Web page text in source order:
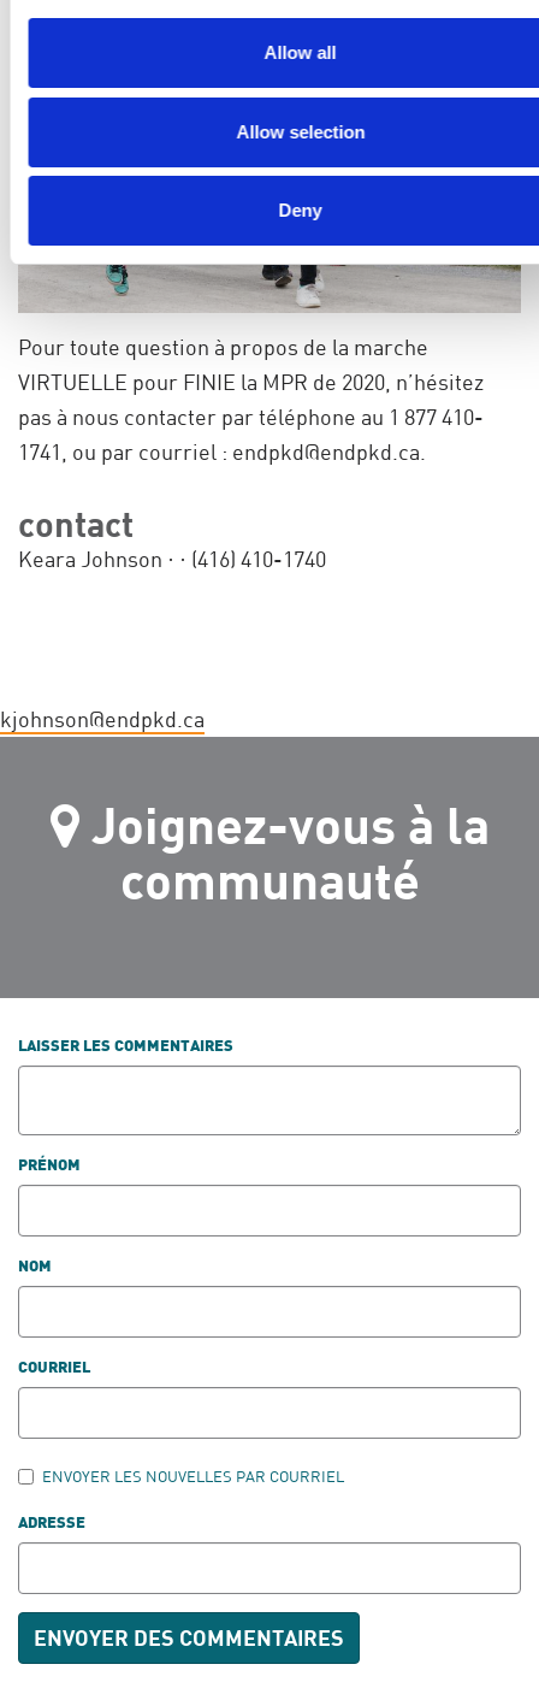
Allow all
Allow selection
Deny
Pour toute question à propos de la marche
VIRTUELLE pour FINIE la MPR de 2020, n’hésitez
pas à nous contacter par téléphone au 1 877 410-
1741, ou par courriel : endpkd@endpkd.ca
contact
Keara Johnson · · (416) 410-1740
kjohnson@endpkd.ca
Joignez-vous à la
communauté
LAISSER LES COMMENTAIRES
PRÉNOM
NOM
COURRIEL
ENVOYER LES NOUVELLES PAR COURRIEL
ADRESSE